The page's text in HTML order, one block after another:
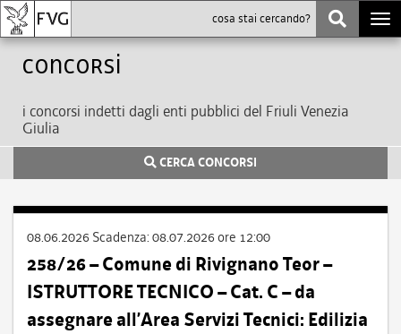
Concorsi
i concorsi indetti dagli enti pubblici del Friuli Venezia
Giulia
CERCA CONCORSI
08.06.2026 Scadenza: 08.07.2026 ore 12:00
258/26 – Comune di Rivignano Teor –
ISTRUTTORE TECNICO – Cat. C – da
assegnare all’Area Servizi Tecnici: Edilizia